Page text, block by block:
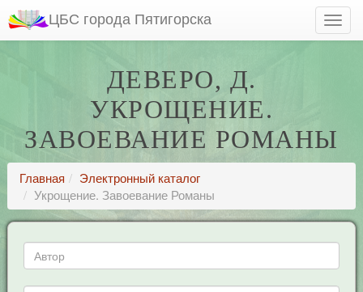
ЦБС города Пятигорска
ДЕВЕРО, Д.
УКРОЩЕНИЕ.
ЗАВОЕВАНИЕ РОМАНЫ
Главная
Электронный каталог
Укрощение. Завоевание Романы